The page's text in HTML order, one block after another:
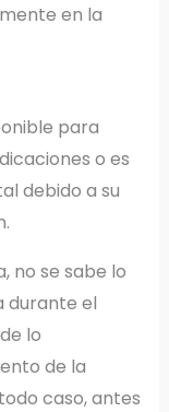
en la
para
o es
debido a su
no se sabe lo
durante el
lo
de la
caso, antes